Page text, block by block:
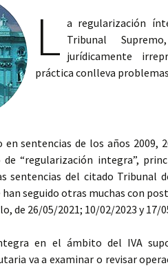
L a regularización
Tribunal
jurídicamente
práctica conlleva
en sentencias de los años 2009,
“regularización integra”,
sentencias del citado Tribunal
han seguido otras muchas con
de 26/05/2021; 10/02/2023 y 17/
en el ámbito del IVA
va a examinar o revisar